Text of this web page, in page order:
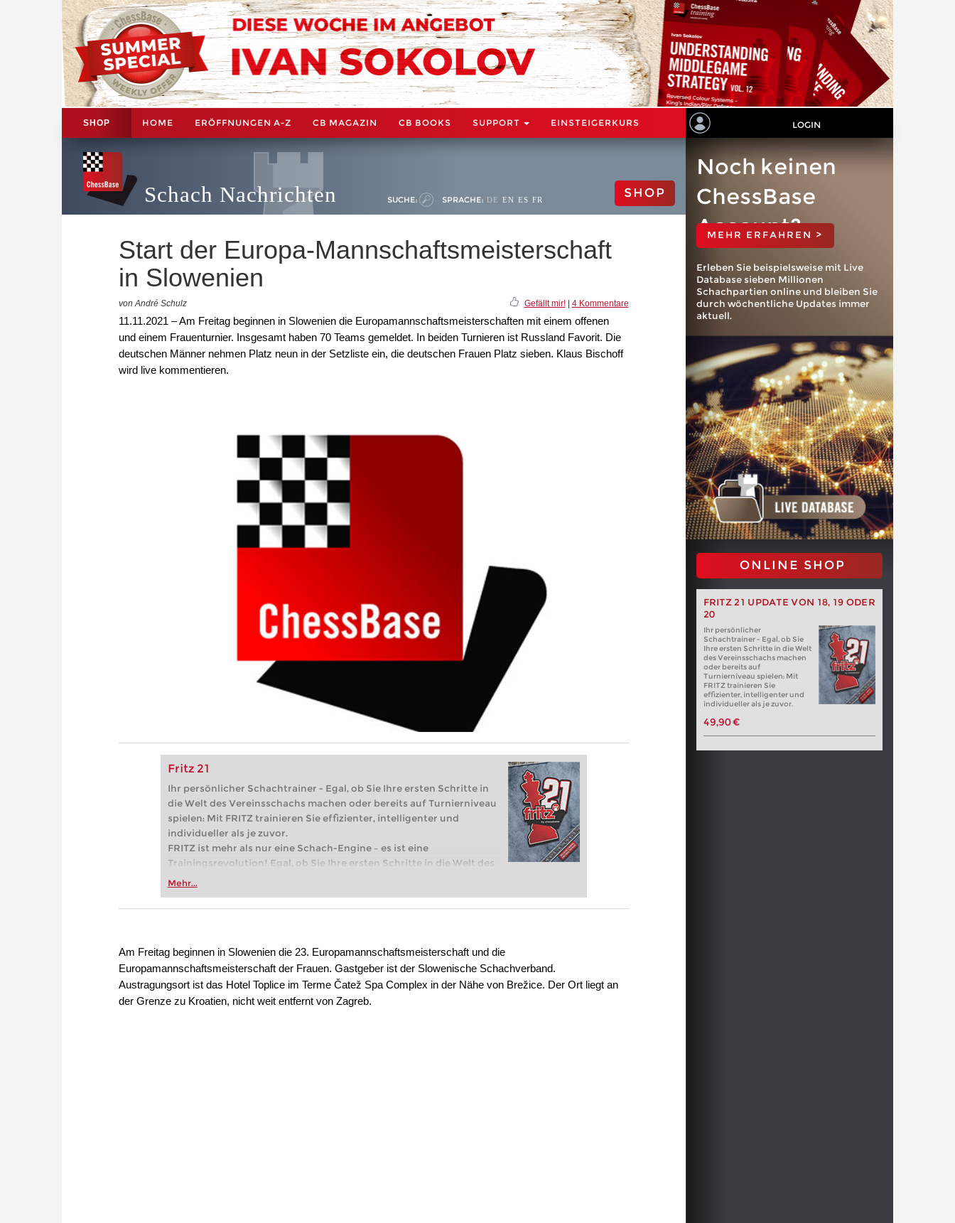
SHOP HOME ERÖFFNUNGEN A-Z CB MAGAZIN CB BOOKS SUPPORT EINSTEIGERKURS LOGIN
Schach Nachrichten SUCHE: SPRACHE: DE EN ES FR SHOP
Start der Europa-Mannschaftsmeisterschaft
in Slowenien
von André Schulz Gefällt mir!| 4 Kommentare
11.11.2021 – Am Freitag beginnen in Slowenien die Europamannschaftsmeisterschaften mit einem offenen
und einem Frauenturnier. Insgesamt haben 70 Teams gemeldet. In beiden Turnieren ist Russland Favorit. Die
deutschen Männer nehmen Platz neun in der Setzliste ein, die deutschen Frauen Platz sieben. Klaus Bischoff
wird live kommentieren.
Fritz 21
Ihr persönlicher Schachtrainer - Egal, ob Sie Ihre ersten Schritte in
die Welt des Vereinsschachs machen oder bereits auf Turnierniveau
spielen: Mit FRITZ trainieren Sie effizienter, intelligenter und
individueller als je zuvor.
FRITZ ist mehr als nur eine Schach-Engine – es ist eine
Trainingsrevolution! Egal, ob Sie Ihre ersten Schritte in die Welt des
Vereinsschachs machen oder bereits auf Turnierniveau spielen: Mit
zuvor.
Mehr...
Noch keinen
ChessBase
Account?
MEHR ERFAHREN >
Erleben Sie beispielsweise mit Live
Database sieben Millionen
Schachpartien online und bleiben Sie
durch wöchentliche Updates immer
aktuell.
ONLINE SHOP
FRITZ 21 UPDATE VON 18, 19 ODER
20
Ihr persönlicher
Schachtrainer - Egal, ob Sie
Ihre ersten Schritte in die Welt
des Vereinsschachs machen
oder bereits auf
Turnierniveau spielen: Mit
FRITZ trainieren Sie
effizienter, intelligenter und
individueller als je zuvor.
49,90 €
Am Freitag beginnen in Slowenien die 23. Europamannschaftsmeisterschaft und die
Europamannschaftsmeisterschaft der Frauen. Gastgeber ist der Slowenische Schachverband.
Austragungsort ist das Hotel Toplice im Terme Čatež Spa Complex in der Nähe von Brežice. Der Ort liegt an
der Grenze zu Kroatien, nicht weit entfernt von Zagreb.